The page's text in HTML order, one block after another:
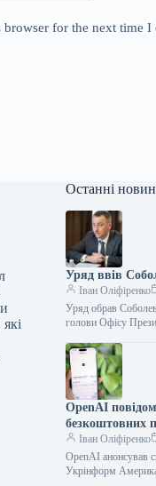
for the next time I
Останні
Уряд ввів
Іван Оліфіренко
Уряд обрав
голови Офісу
OpenAI
безкоштовних
Іван Оліфіренко
OpenAI анонсував
Укрінформ